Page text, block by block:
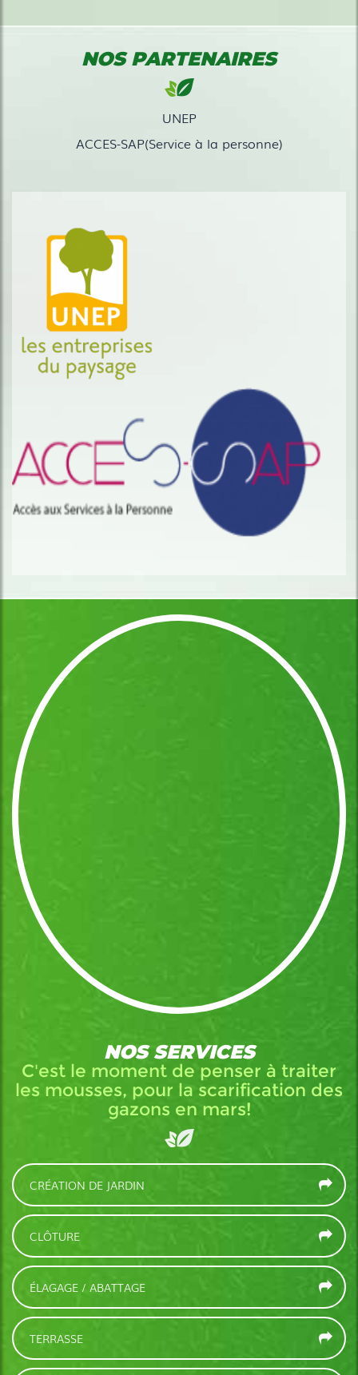
NOS PARTENAIRES
UNEP
ACCES-SAP(Service à la personne)
NOS SERVICES
C'est le moment de penser à traiter
les mousses, pour la scarification des
gazons en mars!
CRÉATION DE JARDIN
CLÔTURE
ÉLAGAGE / ABATTAGE
TERRASSE